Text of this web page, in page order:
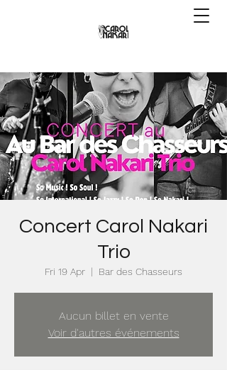
Concert Carol Nakari
Trio
Fri 19 Apr
  |
Bar des Chasseurs
Aucun billet en vente
Voir d'autres événements